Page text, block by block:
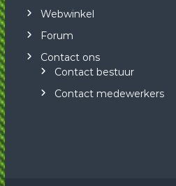
Webwinkel
Forum
Contact ons
Contact bestuur
Contact medewerkers